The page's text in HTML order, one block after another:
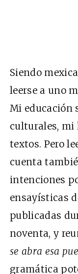
Siendo
leerse a uno
Mi educación
culturales, mi
textos. Pero
cuenta
intenciones
ensayísticas
publicadas
noventa, y
se abra esa
gramática